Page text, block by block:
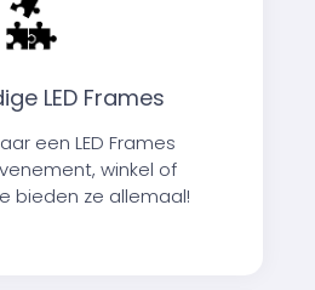
LED Frames
een LED Frames
winkel of
bieden ze allemaal!